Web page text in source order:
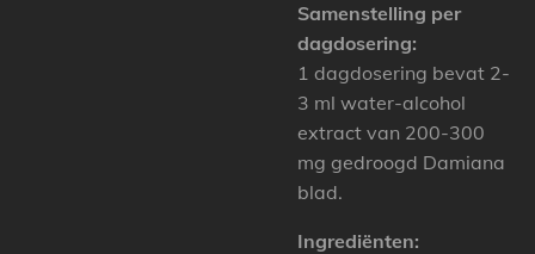
Samenstelling per
dagdosering:
1 dagdosering bevat 2-
3 ml water-alcohol
extract van 200-300
mg gedroogd Damiana
blad.
Ingrediënten: